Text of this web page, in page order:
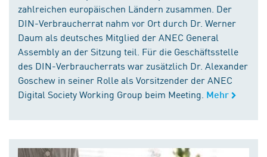
zahlreichen europäischen Ländern zusammen. Der
DIN-Verbraucherrat nahm vor Ort durch Dr. Werner
Daum als deutsches Mitglied der ANEC General
Assembly an der Sitzung teil. Für die Geschäftsstelle
des DIN-Verbraucherrats war zusätzlich Dr. Alexander
Goschew in seiner Rolle als Vorsitzender der ANEC
Digital Society Working Group beim Meeting. Mehr